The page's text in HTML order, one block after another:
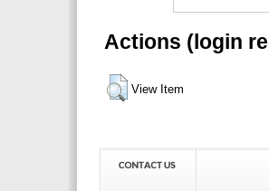
Actions (login
View Item